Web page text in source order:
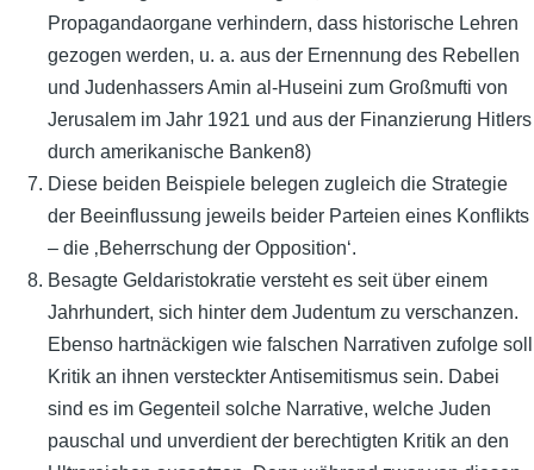
Propagandaorgane verhindern, dass historische Lehren
gezogen werden, u. a. aus der Ernennung des Rebellen
und Judenhassers Amin al-Huseini zum Großmufti von
Jerusalem im Jahr 1921 und aus der Finanzierung Hitlers
durch amerikanische Banken8)
Diese beiden Beispiele belegen zugleich die Strategie
der Beeinflussung jeweils beider Parteien eines Konflikts
– die ‚Beherrschung der Opposition‘.
Besagte Geldaristokratie versteht es seit über einem
Jahrhundert, sich hinter dem Judentum zu verschanzen.
Ebenso hartnäckigen wie falschen Narrativen zufolge soll
Kritik an ihnen versteckter Antisemitismus sein. Dabei
sind es im Gegenteil solche Narrative, welche Juden
pauschal und unverdient der berechtigten Kritik an den